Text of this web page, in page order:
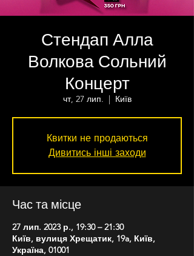
Стендап Алла
Волкова Сольний
Концерт
чт, 27 лип.
  |
Київ
Квитки не продаються
Дивитись інші заходи
Час та місце
27 лип. 2023 р., 19:30 – 21:30
Київ, вулиця Хрещатик, 19a, Київ,
Україна, 01001